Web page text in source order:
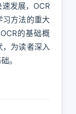
发展，OCR
方法的重大
的基础概
为读者深入
。